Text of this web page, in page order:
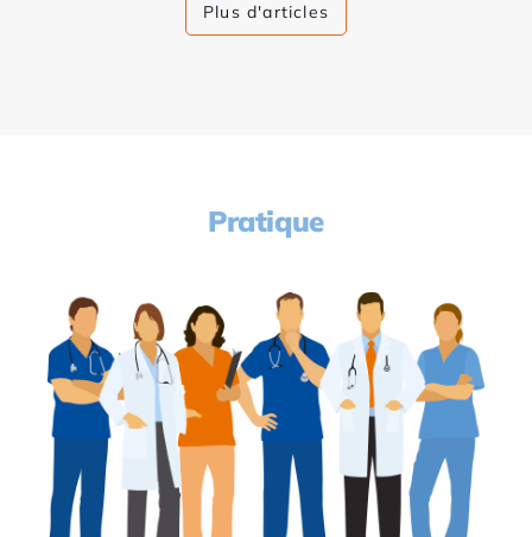
Plus d'articles
Pratique